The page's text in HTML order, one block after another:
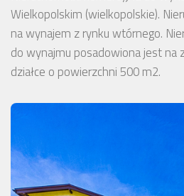
Wielkopolskim (wielkopolskie).
na wynajem z rynku wtórnego.
do wynajmu posadowiona jest na
działce o powierzchni 500 m2.